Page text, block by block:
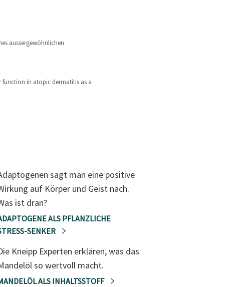
aussergewöhnlichen
function in atopic dermatitis as a
sagt man eine positive
auf Körper und Geist nach.
ist dran?
ALS PFLANZLICHE
SENKER
Kneipp Experten erklären, was das
so wertvoll macht.
ALS INHALTSSTOFF